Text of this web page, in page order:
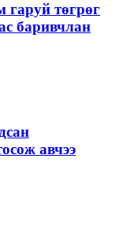
гаруй төгрөг
баривчлан
авчээ